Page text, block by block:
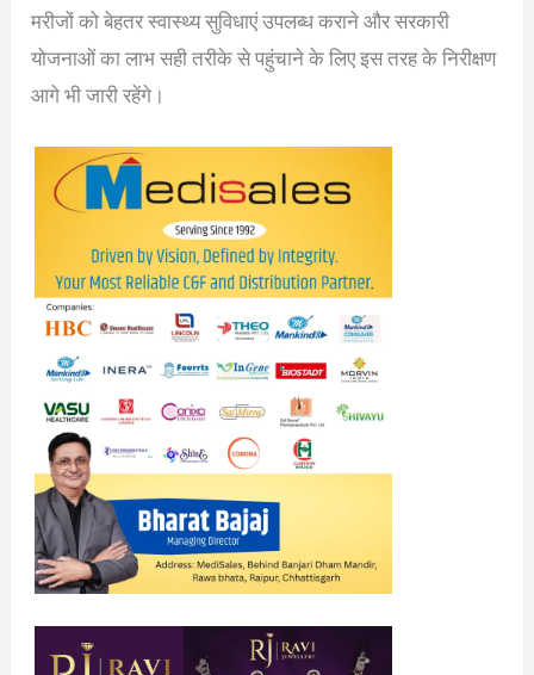
मरीजों को बेहतर स्वास्थ्य सुविधाएं उपलब्ध कराने और सरकारी
योजनाओं का लाभ सही तरीके से पहुंचाने के लिए इस तरह के निरीक्षण
आगे भी जारी रहेंगे।